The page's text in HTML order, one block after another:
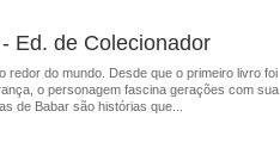
Ed. de Colecionador
redor do mundo. Desde que o primeiro livro foi
o personagem fascina gerações com sua
de Babar são histórias que...